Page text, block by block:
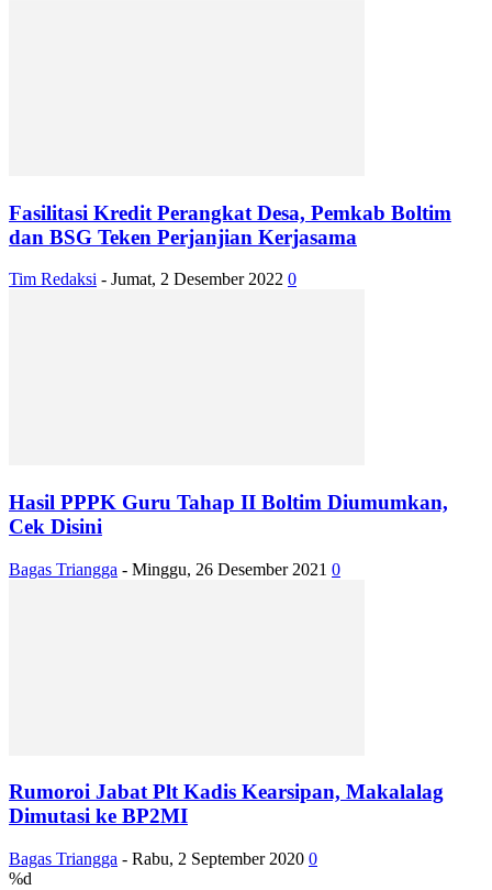
Fasilitasi Kredit Perangkat Desa, Pemkab Boltim
dan BSG Teken Perjanjian Kerjasama
Tim Redaksi - Jumat, 2 Desember 2022 0
Hasil PPPK Guru Tahap II Boltim Diumumkan,
Cek Disini
Bagas Triangga - Minggu, 26 Desember 2021 0
Rumoroi Jabat Plt Kadis Kearsipan, Makalalag
Dimutasi ke BP2MI
Bagas Triangga - Rabu, 2 September 2020 0
%d